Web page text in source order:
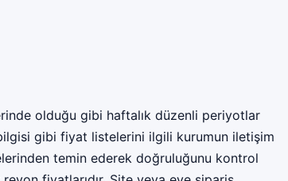
olduğu gibi haftalık düzenli periyotlar
gibi fiyat listelerini ilgili kurumun iletişim
temin ederek doğruluğunu kontrol